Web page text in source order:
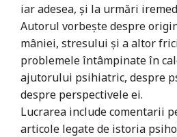
iar adesea, și la urmări
Autorul vorbește despre
mâniei, stresului și a altor
problemele întâmpinate în
ajutorului psihiatric, despre
despre perspectivele ei.
Lucrarea include comentarii
articole legate de istoria